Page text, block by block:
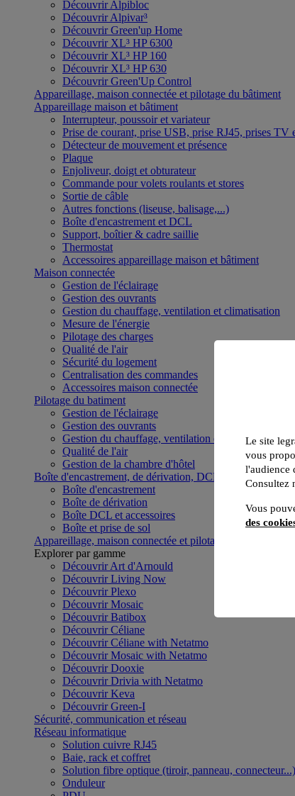
Découvrir Alpibloc
Découvrir Alpivar³
Découvrir Green'up Home
Découvrir XL³ HP 6300
Découvrir XL³ HP 160
Découvrir XL³ HP 630
Découvrir Green'Up Control
Appareillage, maison connectée et pilotage du bâtiment
Appareillage maison et bâtiment
Interrupteur, poussoir et variateur
Prise de courant, prise USB, prise RJ45, prises TV
Détecteur de mouvement et présence
Plaque
Enjoliveur, doigt et obturateur
Commande pour volets roulants et stores
Sortie de câble
Autres fonctions (liseuse, balisage,...)
Boîte d'encastrement et DCL
Support, boîtier & cadre saillie
Thermostat
Accessoires appareillage maison et bâtiment
Maison connectée
Gestion de l'éclairage
Gestion des ouvrants
Gestion du chauffage, ventilation et climatisation
Mesure de l'énergie
Pilotage des charges
Qualité de l'air
Sécurité du logement
Centralisation des commandes
Accessoires maison connectée
Pilotage du batiment
Gestion de l'éclairage
Gestion des ouvrants
Gestion du chauffage, ventilation et climatisation
Qualité de l'air
Gestion de la chambre d'hôtel
Boîte d'encastrement, de dérivation, DCL et boîte de sol
Boîte d'encastrement
Boîte de dérivation
Boîte DCL et accessoires
Boîte et prise de sol
Appareillage, maison connectée et pilotage du bâtiment
Explorer par gamme
Découvrir Art d'Arnould
Découvrir Living Now
Découvrir Plexo
Découvrir Mosaic
Découvrir Batibox
Découvrir Céliane
Découvrir Céliane with Netatmo
Découvrir Mosaic with Netatmo
Découvrir Dooxie
Découvrir Drivia with Netatmo
Découvrir Keva
Découvrir Green-I
Sécurité, communication et réseau
Réseau informatique
Solution cuivre RJ45
Baie, rack et coffret
Solution fibre optique (tiroir, panneau, connecteur...)
Onduleur
Le site
vous
l'audience
Consultez
Vous
des